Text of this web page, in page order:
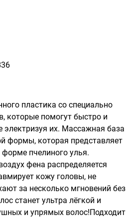
пластика со специально
которые помогут быстро и
их. Массажная база
формы, которая представляет
пчелиного улья.
фена распределяется
кожу головы, не
за несколько мгновений без
станет ультра лёгкой и
и упрямых волос!Подходит